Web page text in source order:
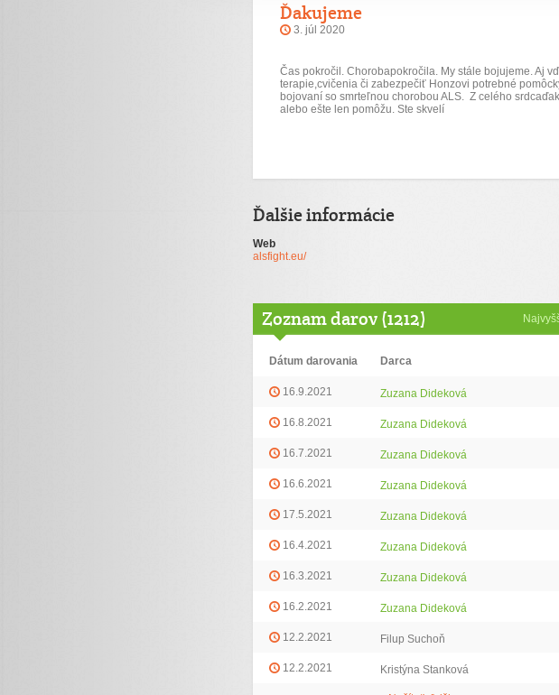
Ďakujeme
3. júl 2020
Čas pokročil. Chorobapokročila. My stále bojujeme. Aj
terapie,cvičenia či zabezpečiť Honzovi potrebné
bojovaní so smrteľnou chorobou ALS. Z celého
alebo ešte len pomôžu. Ste skvelí
Ďalšie informácie
Web
alsfight.eu/
Zoznam darov (1212)
Dátum darovania Darca
16.9.2021 Zuzana Dideková
16.8.2021 Zuzana Dideková
16.7.2021 Zuzana Dideková
16.6.2021 Zuzana Dideková
17.5.2021 Zuzana Dideková
16.4.2021 Zuzana Dideková
16.3.2021 Zuzana Dideková
16.2.2021 Zuzana Dideková
12.2.2021 Filup Suchoň
12.2.2021 Kristýna Stanková